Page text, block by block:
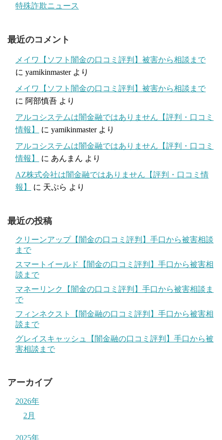
特殊詐欺ニュース
最近のコメント
メイワ【ソフト闇金の口コミ評判】被害から相談まで
に yamikinmasterより
メイワ【ソフト闇金の口コミ評判】被害から相談まで
に 阿部慎吾 より
アルコシステムは闇金融ではありません【評判・口コミ
情報】
に yamikinmasterより
アルコシステムは闇金融ではありません【評判・口コミ
情報】
に あんまん より
AZ株式会社は闇金融ではありません【評判・口コミ情
報】
に 天ぷら より
最近の投稿
クリーンアップ【闇金の口コミ評判】手口から被害相談
まで
スマートイールド【闇金の口コミ評判】手口から被害相
談まで
マネーリンク【闇金の口コミ評判】手口から被害相談ま
で
フィンネクスト【闇金融の口コミ評判】手口から被害相
談まで
グレイスキャッシュ【闇金融の口コミ評判】手口から被
害相談まで
アーカイブ
2026年
2月
2025年